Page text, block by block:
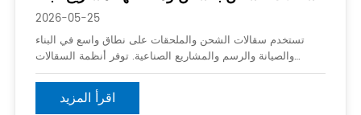
2026-05-25
تستخدم سقالات الشحن والملحقات على نطاق واسع في البناء
والصيانة والرسم والمشاريع الصناعية. توفر أنظمة السقالات
الموثوقة منصات عمل آمنة وتساعد على تحسين الكفاءة للعمال
الذين يعملون على ارتفاع. تعمل ملحقات السقالات عالية الجودة
أيضًا على تحسين استقرار النظام وسلامته والأداء العام لموقع
اقرأ المزيد